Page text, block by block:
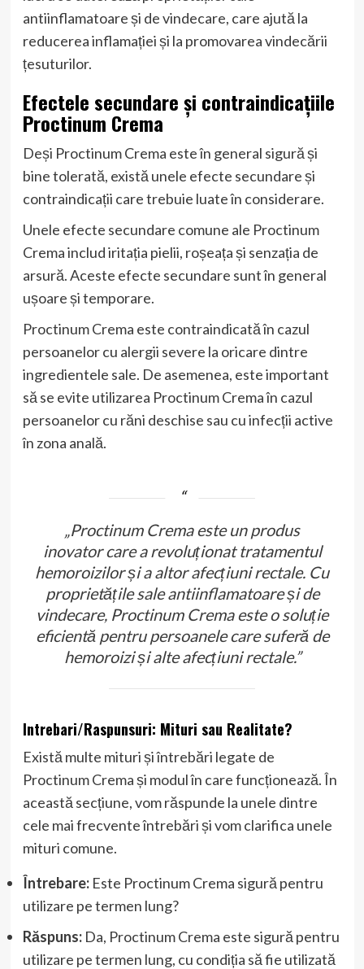
antiinflamatoare și de vindecare, care ajută la
reducerea inflamației și la promovarea vindecării
țesuturilor.
Efectele secundare și contraindicațiile
Proctinum Crema
Deși Proctinum Crema este în general sigură și
bine tolerată, există unele efecte secundare și
contraindicații care trebuie luate în considerare.
Unele efecte secundare comune ale Proctinum
Crema includ iritația pielii, roșeața și senzația de
arsură. Aceste efecte secundare sunt în general
ușoare și temporare.
Proctinum Crema este contraindicată în cazul
persoanelor cu alergii severe la oricare dintre
ingredientele sale. De asemenea, este important
să se evite utilizarea Proctinum Crema în cazul
persoanelor cu răni deschise sau cu infecții active
în zona anală.
„Proctinum Crema este un produs
inovator care a revoluționat tratamentul
hemoroizilor și a altor afecțiuni rectale. Cu
proprietățile sale antiinflamatoare și de
vindecare, Proctinum Crema este o soluție
eficientă pentru persoanele care suferă de
hemoroizi și alte afecțiuni rectale.”
Intrebari/Raspunsuri: Mituri sau Realitate?
Există multe mituri și întrebări legate de
Proctinum Crema și modul în care funcționează. În
această secțiune, vom răspunde la unele dintre
cele mai frecvente întrebări și vom clarifica unele
mituri comune.
Întrebare:Este Proctinum Crema sigură pentru
utilizare pe termen lung?
Răspuns:Da, Proctinum Crema este sigură pentru
utilizare pe termen lung, cu condiția să fie utilizată